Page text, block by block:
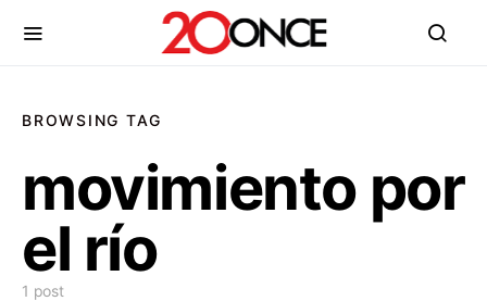
BROWSING TAG
movimiento por
el río
1 post